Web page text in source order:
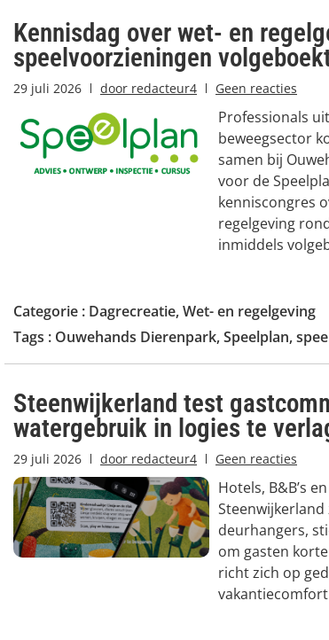
Kennisdag over wet- en
speelvoorzieningen
29 juli 2026 door redacteur4 Geen reacties
Professionals
beweegsector
samen bij
voor de
kenniscongres
regelgeving
inmiddels
Categorie : Dagrecreatie,Wet- en regelgeving
Tags : Ouwehands Dierenpark,Speelplan,
Steenwijkerland test
watergebruik in logies te
29 juli 2026 door redacteur4 Geen reacties
Hotels, B&B’s
deurhangers,
om gasten
richt zich op